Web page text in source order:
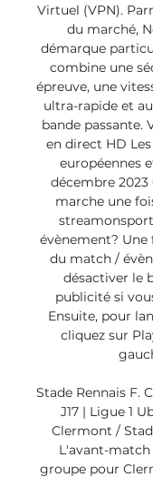
Virtuel (VPN).
du marché,
démarque
combine une
épreuve, une
ultra-rapide et
bande passante.
en direct HD
européennes
décembre
marche une
évènement? Une
du match /
désactiver le
publicité si
Ensuite, pour
cliquez sur
Stade Rennais F.
J17 | Ligue 1
Clermont /
L'avant-match
groupe pour